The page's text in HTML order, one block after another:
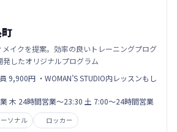
イクを提案。効率の良いトレーニングプログ
したオリジナルプログラム
9,900円 ・WOMAN’S STUDIO内レッスンもし
木 24時間営業～23:30 土 7:00～24時間営業
ソナル ロッカー